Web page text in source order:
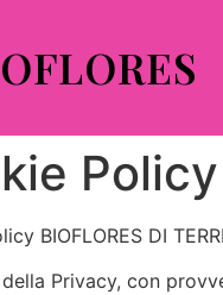
Policy
BIOFLORES DI
Privacy, con